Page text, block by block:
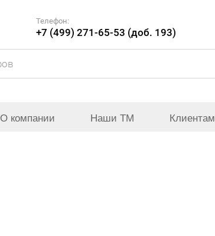
Телефон:
+7 (499) 271-65-53 (доб. 193)
О компании Наши ТМ Клиентам